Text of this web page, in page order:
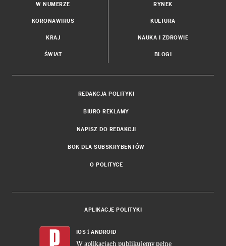
W NUMERZE
KORONAWIRUS
KRAJ
ŚWIAT
RYNEK
KULTURA
NAUKA I ZDROWIE
BLOGI
REDAKCJA POLITYKI
BIURO REKLAMY
NAPISZ DO REDAKCJI
BOK DLA SUBSKRYBENTÓW
O POLITYCE
APLIKACJE POLITYKI
IOS i ANDROID
W aplikacjach publikujemy pełne